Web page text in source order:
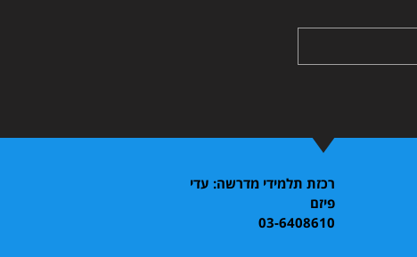
רכזת תלמידי מדרשה: עדי
פיזם
03-6408610